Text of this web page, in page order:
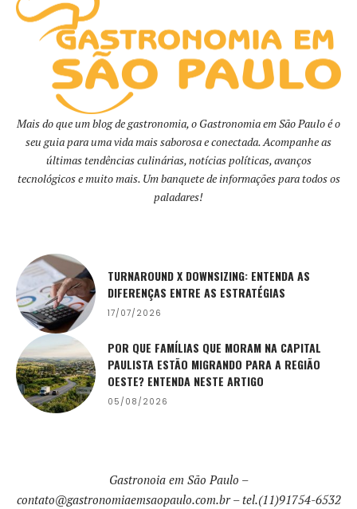
Mais do que um blog de gastronomia, o Gastronomia em São Paulo é o
seu guia para uma vida mais saborosa e conectada. Acompanhe as
últimas tendências culinárias, notícias políticas, avanços
tecnológicos e muito mais. Um banquete de informações para todos os
paladares!
TURNAROUND X DOWNSIZING: ENTENDA AS
DIFERENÇAS ENTRE AS ESTRATÉGIAS
17/07/2026
POR QUE FAMÍLIAS QUE MORAM NA CAPITAL
PAULISTA ESTÃO MIGRANDO PARA A REGIÃO
OESTE? ENTENDA NESTE ARTIGO
05/08/2026
Gastronoia em São Paulo –
contato@gastronomiaemsaopaulo.com.br– tel.(11)91754-6532